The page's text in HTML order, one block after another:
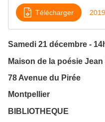
Télécharger
Samedi 21 décembre -
Maison de la poésie
78 Avenue du Pirée
Montpellier
BIBLIOTHEQUE